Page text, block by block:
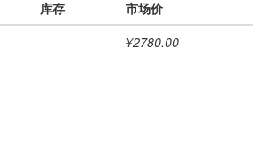
库存 市场价
¥2780.00